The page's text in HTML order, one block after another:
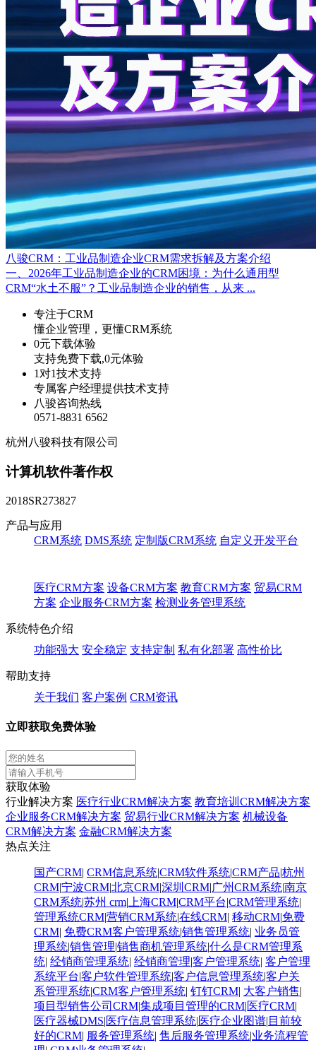
八骏CRM：工业品制造企业CRM需求拆解及方案介绍
一、2026年工业品制造企业的CRM困境：为什么通用型
CRM“水土不服”？工业品制造企业的销售，从来 ...
专注于CRM
懂企业管理，更懂CRM系统
0元下载体验
支持免费下载,0元体验
1对1技术支持
专属客户经理提供技术支持
八骏咨询热线
0571-8831 6562
杭州八骏科技有限公司
计算机软件著作权
2018SR273827
产品与应用
CRM系统 DMS系统 定制版CRM系统 自定义开发平台
医疗CRM方案 设备CRM方案 教育CRM方案 贸易CRM
方案 企业服务CRM方案 检测业务管理系统
系统特色介绍
功能强大 安全稳定 支持定制 私有化部署 高性价比
帮助支持
关于我们 客户案例 CRM资讯
立即获取免费体验
获取体验
行业解决方案 医疗行业CRM解决方案 教育培训CRM解决方案
企业服务CRM解决方案 贸易行业CRM解决方案 机械设备
CRM解决方案 金融CRM解决方案
热点关注
国产CRM| CRM信息系统|CRM软件系统|CRM产品|杭州
CRM|宁波CRM|北京CRM|深圳CRM|广州CRM系统|南京
CRM系统|苏州 crm| 上海CRM|CRM平台|CRM管理系统|
管理系统CRM|营销CRM系统|在线CRM| 移动CRM|免费
CRM| 免费CRM客户管理系统|销售管理系统| 业务员管
理系统|销售管理|销售商机管理系统|什么是CRM管理系
统| 经销商管理系统| 经销商管理|客户管理系统| 客户管理
系统平台|客户软件管理系统|客户信息管理系统|客户关
系管理系统|CRM客户管理系统| 钉钉CRM| 大客户销售|
项目型销售公司CRM|集成项目管理的CRM|医疗CRM|
医疗器械DMS|医疗信息管理系统|医疗企业图谱| ​目前较
好的CRM| 服务管理系统| 售后服务管理系统|业务流程管